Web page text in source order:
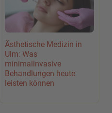
Ästhetische Medizin in
Ulm: Was
minimalinvasive
Behandlungen heute
leisten können